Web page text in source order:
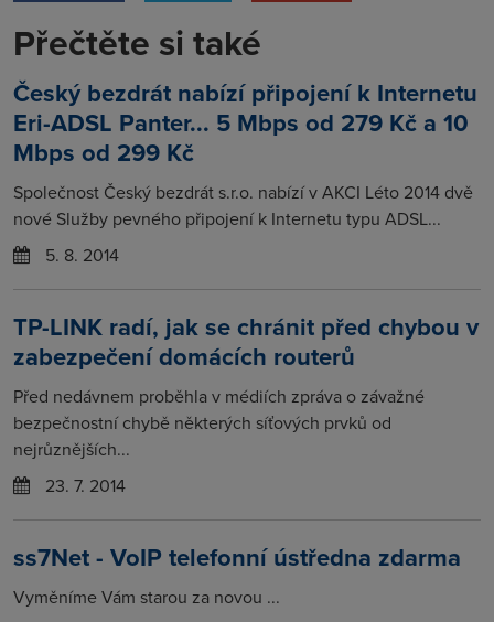
Přečtěte si také
Český bezdrát nabízí připojení k Internetu
Eri-ADSL Panter... 5 Mbps od 279 Kč a 10
Mbps od 299 Kč
Společnost Český bezdrát s.r.o. nabízí v AKCI Léto 2014 dvě
nové Služby pevného připojení k Internetu typu ADSL...
5. 8. 2014
TP-LINK radí, jak se chránit před chybou v
zabezpečení domácích routerů
Před nedávnem proběhla v médiích zpráva o závažné
bezpečnostní chybě některých síťových prvků od
nejrůznějších...
23. 7. 2014
ss7Net - VoIP telefonní ústředna zdarma
Vyměníme Vám starou za novou ...